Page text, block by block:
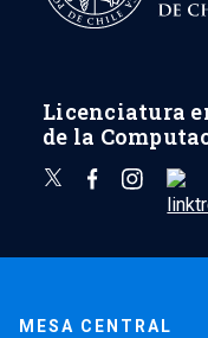
Licenciatura
de la
MESA CENTRAL